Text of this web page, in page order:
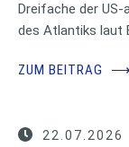
Dreifache der US-
des Atlantiks laut
ZUM BEITRAG ⟶
22.07.2026